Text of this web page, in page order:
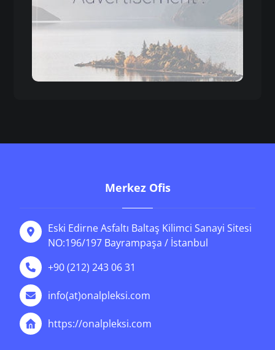
Merkez Ofis
Eski Edirne Asfaltı Baltaş Kilimci Sanayi Sitesi
NO:196/197 Bayrampaşa / İstanbul
+90 (212) 243 06 31
info(at)onalpleksi.com
https://onalpleksi.com